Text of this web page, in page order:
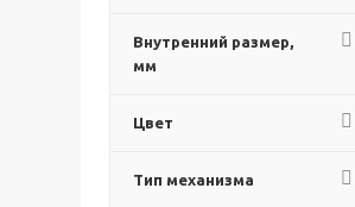
Внутренний размер,
мм
Цвет
Тип механизма